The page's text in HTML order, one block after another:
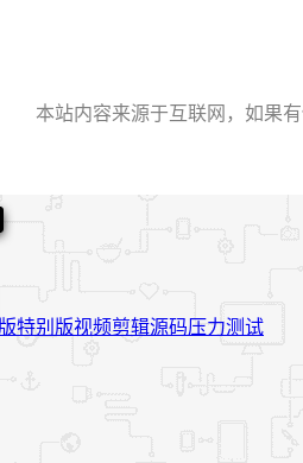
本站内容来源于互联网，如果
特别版视频剪辑源码压力测试